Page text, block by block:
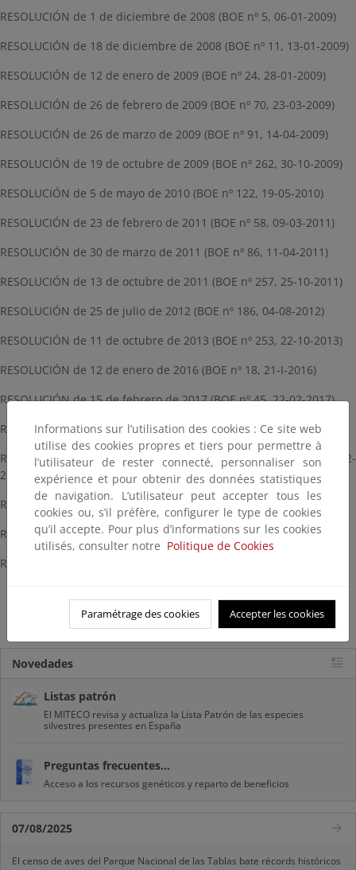
RESOLUCIÓN de 1 de diciembre de 2008 (BOE nº 5, 06-01-2009)
RESOLUCIÓN de 18 de diciembre de 2008 (BOE nº 11, 13-01-2009)
RESOLUCIÓN de 12 de enero de 2009 (BOE nº 24, 28-01-2009)
RESOLUCIÓN de 26 de febrero de 2009 (BOE nº 70, 23-03-2009)
RESOLUCIÓN de 26 de marzo de 2009 (BOE nº 91, 14-04-2009)
RESOLUCIÓN de 19 de octubre de 2009 (BOE nº 262, 30-10-2009)
RESOLUCIÓN de 5 de mayo de 2010 (BOE nº 122, 19-05-2010)
RESOLUCIÓN de 23 de febrero de 2011 (BOE nº 58, 09-03-2011)
RESOLUCIÓN de 30 de marzo de 2011 (BOE nº 86, 11-04-2011)
RESOLUCIÓN de 13 de octubre de 2011 (BOE nº 257, 25-10-2011)
RESOLUCIÓN de 25 de julio de 2012 (BOE nº 186, 04-08-2012)
RESOLUCIÓN de 11 de octubre de 2013 (BOE nº 253, 22-10-2013)
RESOLUCIÓN de 12 de enero de 2016 (BOE nº 18, 21-I-2016)
RESOLUCIÓN de 15 de febrero de 2017 (BOE nº 45, 22-02-2017)
RESOLUCIÓN de 11 de octubre de 2017 (BOE nº 258, 26-10-2017)
RESOLUCIÓN de 16 de noviembre de 2017 (BOE nº 294, 04-12-
2017)
RESOLUCIÓN de 28 de junio de 2018 (BOE nº 163, 06-07-2018)
RESOLUCIÓN de 26 de julio de 2019 (BOE nº 193, 13-08-2019)
RESOLUCIÓN de 29 de julio de 2019 (BOE nº 225, 19-09-2019)
Descarga pdf (120 KB)
Novedades
Listas patrón
El MITECO revisa y actualiza la Lista Patrón de las especies
silvestres presentes en España
Preguntas frecuentes...
Acceso a los recursos genéticos y reparto de beneficios
07/08/2025
El censo de aves del Parque Nacional de las Tablas bate récords históricos
Informations sur l’utilisation des cookies : Ce site web
utilise des cookies propres et tiers pour permettre à
l’utilisateur de rester connecté, personnaliser son
expérience et pour obtenir des données statistiques
de navigation. L’utilisateur peut accepter tous les
cookies ou, s’il préfère, configurer le type de cookies
qu’il accepte. Pour plus d’informations sur les cookies
utilisés, consulter notre Politique de Cookies
Paramétrage des cookies Accepter les cookies